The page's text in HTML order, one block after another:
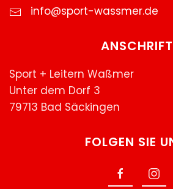
info@sport-wassmer.de
ANSCHRIFT
Sport + Leitern Waßmer
Unter dem Dorf 3
79713 Bad Säckingen
FOLGEN SIE